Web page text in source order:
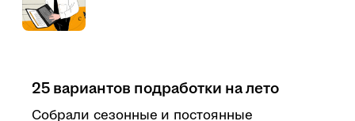
25 вариантов подработки на лето
Собрали сезонные и постоянные